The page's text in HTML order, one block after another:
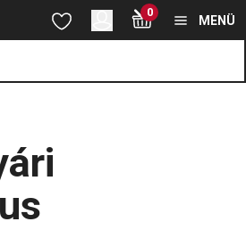
tartózkodik
a fő tartalomhoz
a kereséshez
a navigációhoz 0
MENÜ